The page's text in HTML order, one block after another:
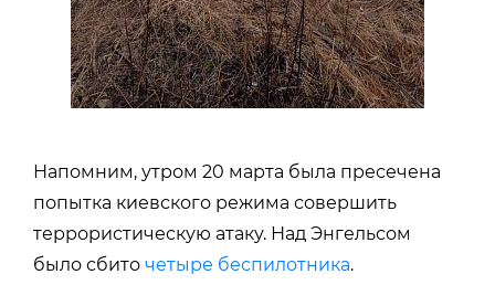
Напомним, утром 20 марта была пресечена
попытка киевского режима совершить
террористическую атаку. Над Энгельсом
было сбито четыре беспилотника.